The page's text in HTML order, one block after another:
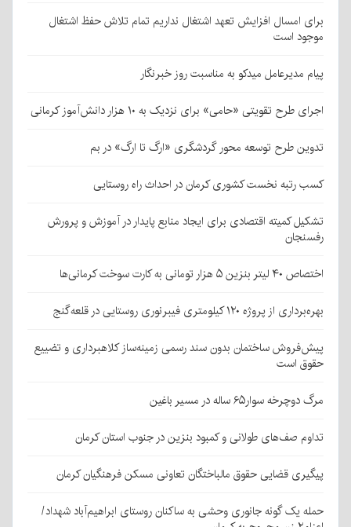
برای امسال افزایش تعهد اشتغال نداریم تمام تلاش حفظ اشتغال
موجود است
پیام مدیرعامل میدکو به مناسبت روز خبرنگار
اجرای طرح تقویتی «حامی» برای نزدیک به ۱۰ هزار دانش‌آموز کرمانی
تدوین طرح توسعه محور گردشگری «ارگ تا ارگ» در بم
کسب رتبه نخست کشوری کرمان در احداث راه روستایی
تشکیل کمیته اقتصادی برای ایجاد منابع پایدار در آموزش و پرورش
رفسنجان
اختصاص ۴۰ لیتر بنزین ۵ هزار تومانی به کارت سوخت کرمانی‌ها
بهره‌برداری از پروژه ۱۲۰ کیلومتری فیبرنوری روستایی در قلعه‌گنج
پیش‌فروش ساختمان بدون سند رسمی زمینه‌ساز کلاهبرداری و تضییع
حقوق است
مرگ دوچرخه سوار۶۵ ساله در مسیر باغین
تداوم صف‌های طولانی و کمبود بنزین در جنوب استان کرمان
پیگیری قضایی حقوق مالباختگان تعاونی مسکن فرهنگیان کرمان
حمله یک گونه جانوری وحشی به ساکنان روستای ابراهیم‌آباد شهداد/